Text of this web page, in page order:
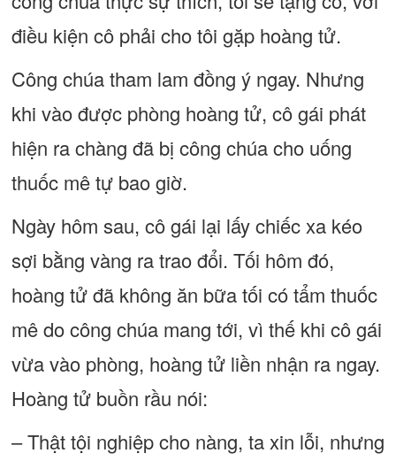
điều kiện cô phải cho tôi gặp hoàng tử.
Công chúa tham lam đồng ý ngay. Nhưng
khi vào được phòng hoàng tử, cô gái phát
hiện ra chàng đã bị công chúa cho uống
thuốc mê tự bao giờ.
Ngày hôm sau, cô gái lại lấy chiếc xa kéo
sợi bằng vàng ra trao đổi. Tối hôm đó,
hoàng tử đã không ăn bữa tối có tẩm thuốc
mê do công chúa mang tới, vì thế khi cô gái
vừa vào phòng, hoàng tử liền nhận ra ngay.
Hoàng tử buồn rầu nói:
– Thật tội nghiệp cho nàng, ta xin lỗi, nhưng